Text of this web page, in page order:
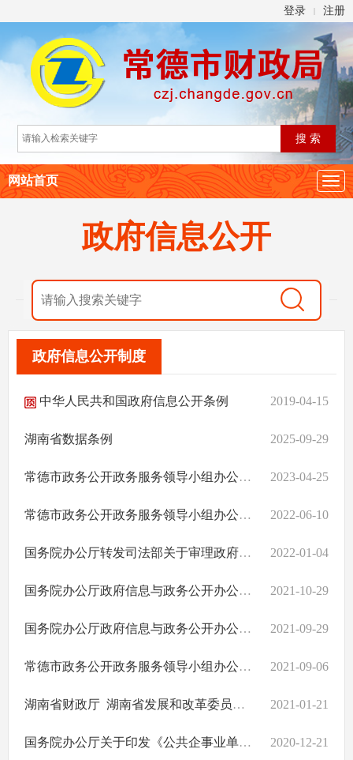
登录 | 注册
网站首页
政府信息公开
政府信息公开制度
中华人民共和国政府信息公开条例 2019-04-15
湖南省数据条例 2025-09-29
常德市政务公开政务服务领导小组办公室关于印发《常德市落实〈湖南省2023年政务公开工作要点〉责任分解表》的通知 2023-04-25
常德市政务公开政务服务领导小组办公室关于印发《常德市落实〈湖南省2022年政务公开工作要点〉责任分解表》的通知 2022-06-10
国务院办公厅转发司法部关于审理政府信息公开行政复议案件若干问题指导意见的通知 2022-01-04
国务院办公厅政府信息与政务公开办公室关于做好规章集中公开并动态更新工作的通知 2021-10-29
国务院办公厅政府信息与政务公开办公室关于印发《中华人民共和国政府信息公开工作年度报告格式》的通知 2021-09-29
常德市政务公开政务服务领导小组办公室关于印发《常德市落实〈湖南省2021年政务公开工作要点〉责任分解表》的通知 2021-09-06
湖南省财政厅 湖南省发展和改革委员会关于政府信息公开信息处理费管理有关事项的通知 2021-01-21
国务院办公厅关于印发《公共企事业单位信息公开规定制定办法》的通知 2020-12-21